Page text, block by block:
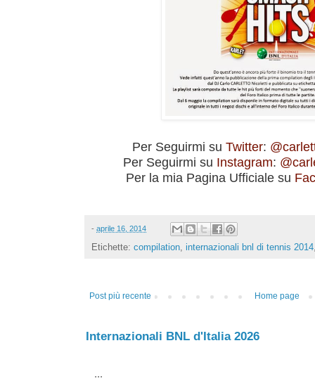
Per Seguirmi suTwitter:
Per Seguirmi su Instagram:
Per la mia Pagina Ufficiale su
- aprile 16, 2014
Etichette: compilation, internazionali bnl di tennis 2014
Post più recente Home page
Internazionali BNL d'Italia 2026
...